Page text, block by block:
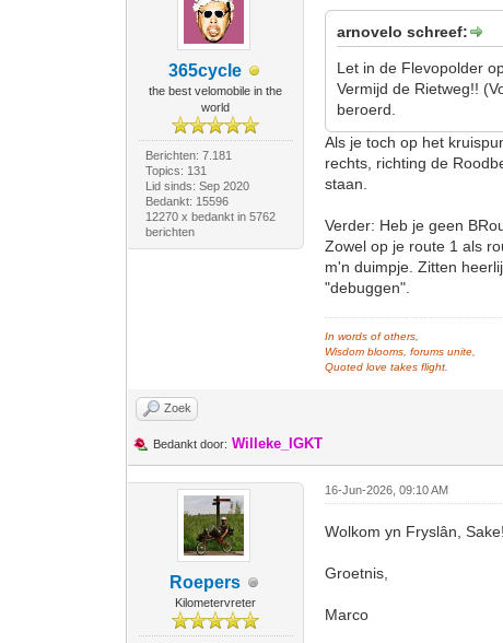
365cycle
the best velomobile in the
world
Berichten: 7.181
Topics: 131
Lid sinds: Sep 2020
Bedankt: 15596
12270 x bedankt in 5762
berichten
arnovelo schreef:
Let in de Flevopolder
Vermijd de Rietweg!!
beroerd.
Als je toch op het
rechts, richting de
staan.
Verder: Heb je geen
Zowel op je route 1 als
m'n duimpje. Zitten
"debuggen".
In words of others,
Wisdom blooms, forums unite,
Quoted love takes flight.
Zoek
Bedankt door: Willeke_IGKT
Roepers
Kilometervreter
16-Jun-2026, 09:10 AM
Wolkom yn Fryslân,
Groetnis,
Marco